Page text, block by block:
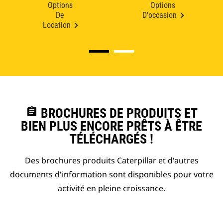
Options
De
Location
Options
D'occasion
assignment BROCHURES DE PRODUITS ET
BIEN PLUS ENCORE PRÊTS À ÊTRE
TÉLÉCHARGÉS !
Des brochures produits Caterpillar et d'autres
documents d'information sont disponibles pour votre
activité en pleine croissance.